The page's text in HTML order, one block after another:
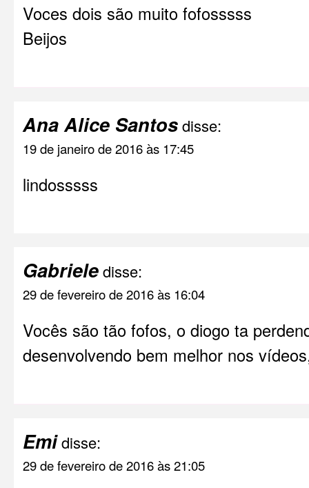
Voces dois são muito fofosssss
Beijos
Ana Alice Santosdisse:
19 de janeiro de 2016 às 17:45
lindosssss
Gabrieledisse:
29 de fevereiro de 2016 às 16:04
Vocês são tão fofos, o diogo ta
desenvolvendo bem melhor nos
Emidisse:
29 de fevereiro de 2016 às 21:05